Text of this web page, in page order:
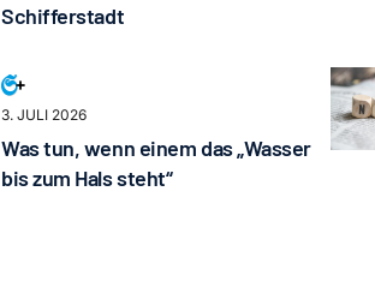
Schifferstadt
3. JULI 2026
Was tun, wenn einem das „Wasser
bis zum Hals steht“